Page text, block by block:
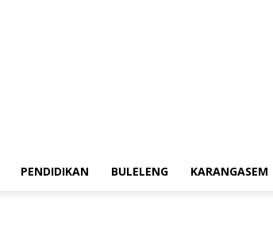
PENDIDIKAN BULELENG KARANGASEM